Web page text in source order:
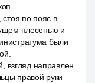
по пояс в
плесенью и
были
взгляд направлен
правой руки